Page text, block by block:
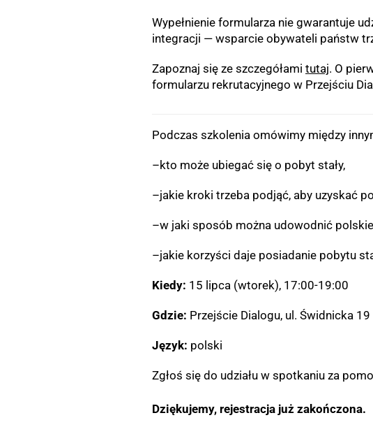
Wypełnienie formularza nie gwarantuje
integracji — wsparcie obywateli państw
Zapoznaj się ze szczegółami tutaj. O
formularzu rekrutacyjnego w Przejściu
Podczas szkolenia omówimy między
–kto może ubiegać się o pobyt stały,
–jakie kroki trzeba podjąć, aby uzyskać
–w jaki sposób można udowodnić
–jakie korzyści daje posiadanie pobytu
Kiedy: 15 lipca (wtorek), 17:00-19:00
Gdzie: Przejście Dialogu, ul. Świdnicka 19
Język: polski
Zgłoś się do udziału w spotkaniu za
Dziękujemy, rejestracja już zakończona.